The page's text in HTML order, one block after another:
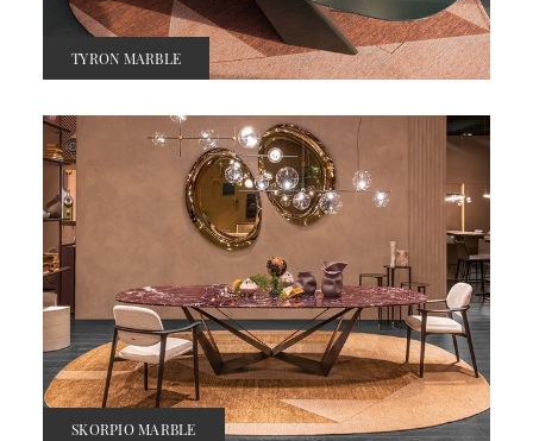
TYRON MARBLE
SKORPIO MARBLE